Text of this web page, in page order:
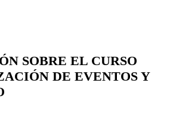
SOBRE EL CURSO
DE EVENTOS Y